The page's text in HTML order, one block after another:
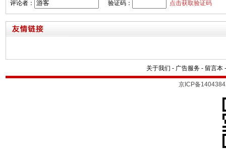
评论者： 验证码： 点击获取验证码
关于我们 - 广告服务 - 留言本
京ICP备